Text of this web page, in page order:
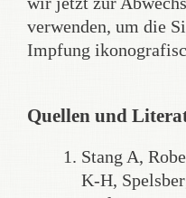
verwenden, um die
Impfung
Quellen und
Stang A,
K-H,